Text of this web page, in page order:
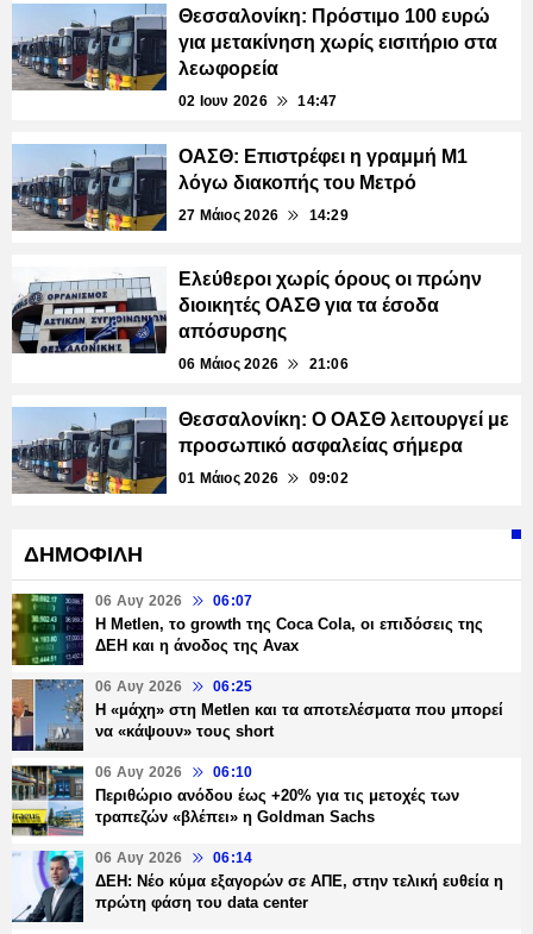
Θεσσαλονίκη: Πρόστιμο 100 ευρώ
για μετακίνηση χωρίς εισιτήριο στα
λεωφορεία
02 Ιουν 2026 14:47
ΟΑΣΘ: Επιστρέφει η γραμμή Μ1
λόγω διακοπής του Μετρό
27 Μάιος 2026 14:29
Ελεύθεροι χωρίς όρους οι πρώην
διοικητές ΟΑΣΘ για τα έσοδα
απόσυρσης
06 Μάιος 2026 21:06
Θεσσαλονίκη: Ο ΟΑΣΘ λειτουργεί με
προσωπικό ασφαλείας σήμερα
01 Μάιος 2026 09:02
ΔΗΜΟΦΙΛΗ
06 Αυγ 2026 06:07
H Metlen, το growth της Coca Cola, οι επιδόσεις της
ΔΕΗ και η άνοδος της Avax
06 Αυγ 2026 06:25
H «μάχη» στη Metlen και τα αποτελέσματα που μπορεί
να «κάψουν» τους short
06 Αυγ 2026 06:10
Περιθώριο ανόδου έως +20% για τις μετοχές των
τραπεζών «βλέπει» η Goldman Sachs
06 Αυγ 2026 06:14
ΔΕΗ: Νέο κύμα εξαγορών σε ΑΠΕ, στην τελική ευθεία η
πρώτη φάση του data center